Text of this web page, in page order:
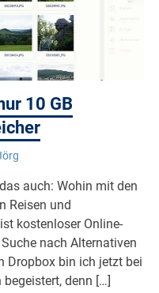
10 GB
auch: Wohin mit den
Reisen und
kostenloser Online-
nach Alternativen
Dropbox bin ich jetzt bei
denn […]